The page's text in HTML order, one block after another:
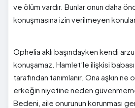
ve ölüm vardır. Bunlar onun daha
konuşmasına izin verilmeyen
Ophelia aklı başındayken kendi
konuşamaz. Hamlet’le ilişkisi
tarafından tanımlanır. Ona aşkın
erkeğin niyetine neden
Bedeni, aile onurunun korunması